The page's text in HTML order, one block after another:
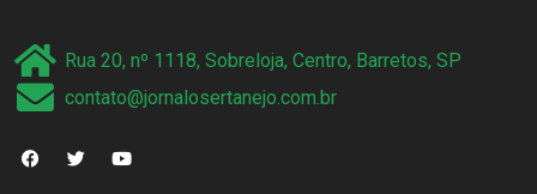
Rua 20, nº 1118, Sobreloja, Centro, Barretos, SP
contato@jornalosertanejo.com.br